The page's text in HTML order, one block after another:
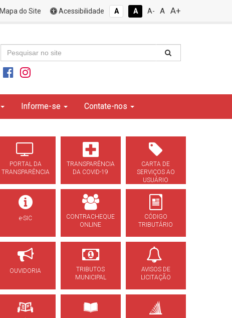
Mapa do Site Acessibilidade A A A- A A+
Informe-se Contate-nos
PORTAL DA
TRANSPARÊNCIA
TRANSPARÊNCIA
DA COVID-19
CARTA DE
SERVIÇOS AO
USUÁRIO
e-SIC
CONTRACHEQUE
ONLINE
CÓDIGO
TRIBUTÁRIO
OUVIDORIA
TRIBUTOS
MUNICIPAL
AVISOS DE
LICITAÇÃO